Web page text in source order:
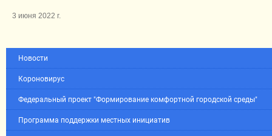
3 июня 2022 г.
Новости
Короновирус
Федеральный проект "Формирование комфортной городской среды"
Программа поддержки местных инициатив